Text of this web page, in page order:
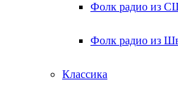
Фолк радио из
Фолк радио из
Классика